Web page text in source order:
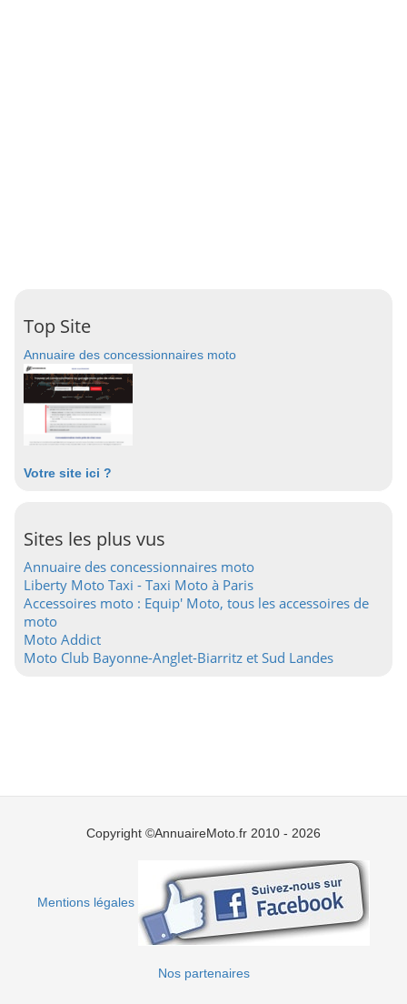
Top Site
Annuaire des concessionnaires moto
Votre site ici ?
Sites les plus vus
Annuaire des concessionnaires moto
Liberty Moto Taxi - Taxi Moto à Paris
Accessoires moto : Equip' Moto, tous les accessoires de
moto
Moto Addict
Moto Club Bayonne-Anglet-Biarritz et Sud Landes
Copyright ©AnnuaireMoto.fr 2010 - 2026
Mentions légales
Nos partenaires